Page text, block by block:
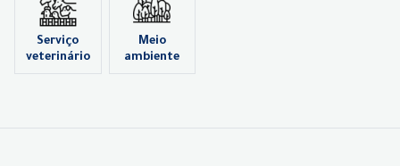
Serviço
veterinário
Meio
ambiente